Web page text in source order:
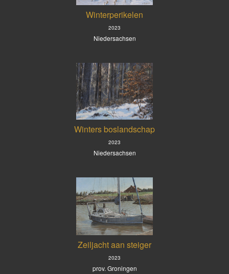
Winterperikelen
2023
Niedersachsen
Winters boslandschap
2023
Niedersachsen
Zeiljacht aan steiger
2023
prov. Groningen